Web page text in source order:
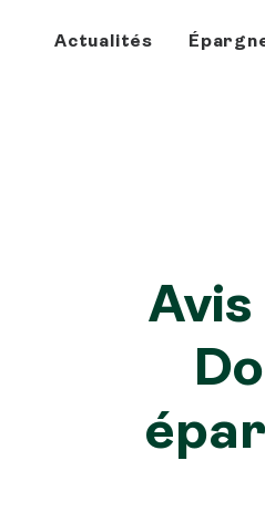
Actualités
Avis